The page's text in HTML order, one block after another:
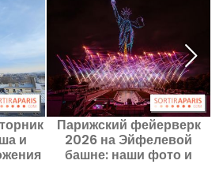
и
Парижский фейерверк
2026 на Эйфелевой
башне: наши фото и